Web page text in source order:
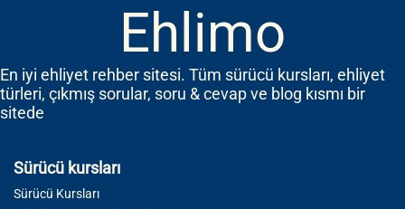
Ehlimo
En iyi ehliyet rehber sitesi. Tüm sürücü kursları, ehliyet
türleri, çıkmış sorular, soru & cevap ve blog kısmı bir
sitede
Sürücü kursları
Sürücü Kursları